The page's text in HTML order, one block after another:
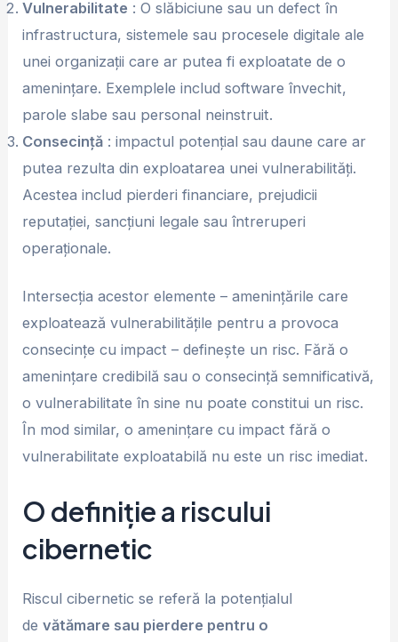
Vulnerabilitate : O slăbiciune sau un defect în
infrastructura, sistemele sau procesele digitale ale
unei organizații care ar putea fi exploatate de o
amenințare. Exemplele includ software învechit,
parole slabe sau personal neinstruit.
Consecință : impactul potențial sau daune care ar
putea rezulta din exploatarea unei vulnerabilități.
Acestea includ pierderi financiare, prejudicii
reputației, sancțiuni legale sau întreruperi
operaționale.
Intersecția acestor elemente – amenințările care
exploatează vulnerabilitățile pentru a provoca
consecințe cu impact – definește un risc. Fără o
amenințare credibilă sau o consecință semnificativă,
o vulnerabilitate în sine nu poate constitui un risc.
În mod similar, o amenințare cu impact fără o
vulnerabilitate exploatabilă nu este un risc imediat.
O definiție a riscului
cibernetic
Riscul cibernetic se referă la potențialul
devătămare sau pierdere pentru o